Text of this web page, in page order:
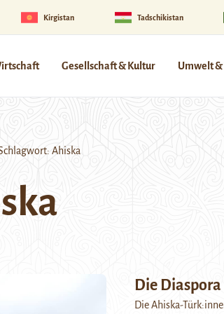
Kirgistan Tadschikistan
Gesellschaft & Kultur Umwelt &
Ahiska
Die
Die Ahiska-